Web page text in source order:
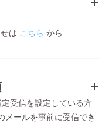
は こちら から
受信を設定している方
メールを事前に受信でき